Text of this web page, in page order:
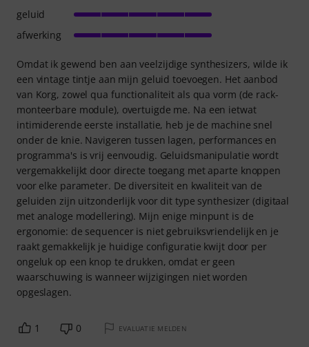
Omdat ik gewend ben aan veelzijdige synthesizers, wilde ik
een vintage tintje aan mijn geluid toevoegen. Het aanbod
van Korg, zowel qua functionaliteit als qua vorm (de rack-
monteerbare module), overtuigde me. Na een ietwat
intimiderende eerste installatie, heb je de machine snel
onder de knie. Navigeren tussen lagen, performances en
programma's is vrij eenvoudig. Geluidsmanipulatie wordt
vergemakkelijkt door directe toegang met aparte knoppen
voor elke parameter. De diversiteit en kwaliteit van de
geluiden zijn uitzonderlijk voor dit type synthesizer (digitaal
met analoge modellering). Mijn enige minpunt is de
ergonomie: de sequencer is niet gebruiksvriendelijk en je
raakt gemakkelijk je huidige configuratie kwijt door per
ongeluk op een knop te drukken, omdat er geen
waarschuwing is wanneer wijzigingen niet worden
opgeslagen.
geluid
afwerking
1 0 EVALUATIE MELDEN